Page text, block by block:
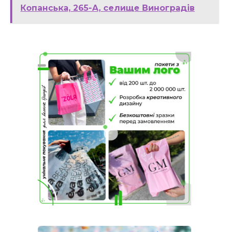
Копанська, 265-А, селище Виноградів